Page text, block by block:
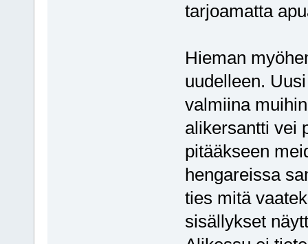
tarjoamatta
Hieman
uudelleen.
valmiina
alikersantti vei
pitääkseen
hengareissa
ties mitä
sisällykset